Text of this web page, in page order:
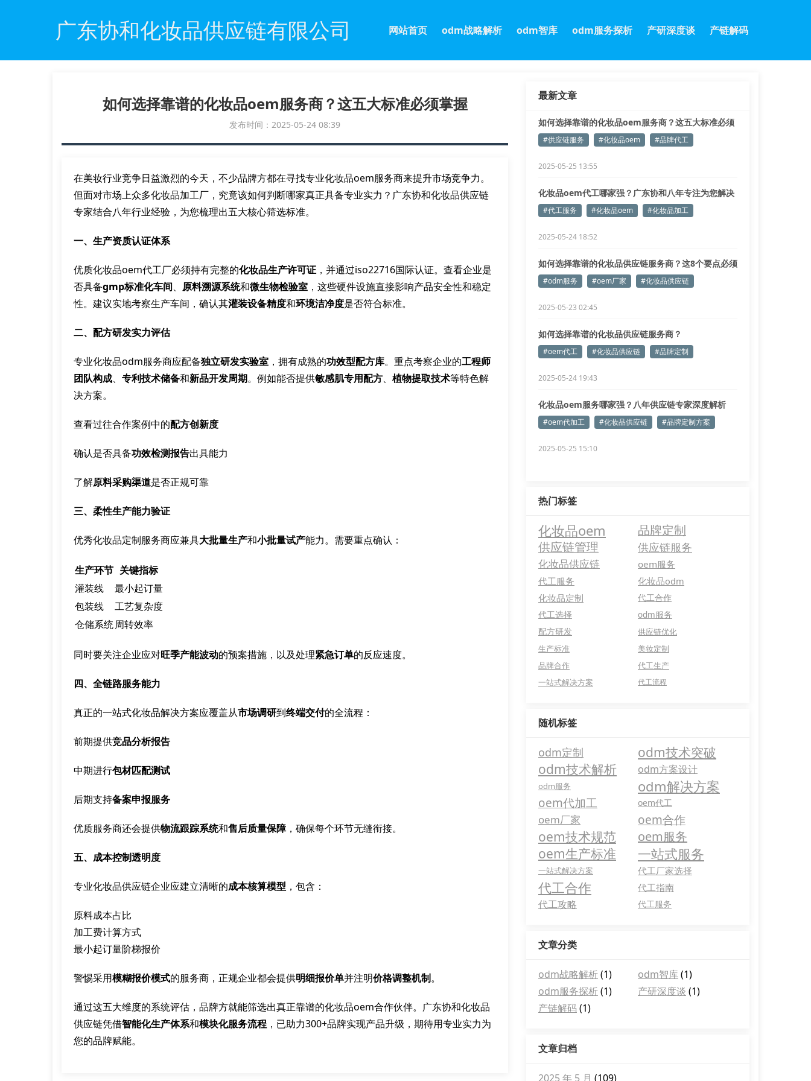
广东协和化妆品供应链有限公司 网站首页 odm战略解析 odm智库 odm服务探析 产研深度谈 产链解码
如何选择靠谱的化妆品oem服务商？这五大标准必须掌握
发布时间：2025-05-24 08:39
在美妆行业竞争日益激烈的今天，不少品牌方都在寻找专业化妆品oem服务商来提升市场竞争力。
但面对市场上众多化妆品加工厂，究竟该如何判断哪家真正具备专业实力？广东协和化妆品供应链
专家结合八年行业经验，为您梳理出五大核心筛选标准。
一、生产资质认证体系
优质化妆品oem代工厂必须持有完整的化妆品生产许可证 ，并通过iso22716国际认证。查看企业是
否具备gmp标准化车间、 原料溯源系统和微生物检验室 ，这些硬件设施直接影响产品安全性和稳定
性。建议实地考察生产车间，确认其灌装设备精度和环境洁净度是否符合标准。
二、配方研发实力评估
专业化妆品odm服务商应配备独立研发实验室 ，拥有成熟的功效型配方库。重点考察企业的工程师
团队构成、 专利技术储备和新品开发周期。例如能否提供敏感肌专用配方、 植物提取技术等特色解
决方案。
查看过往合作案例中的配方创新度
确认是否具备功效检测报告出具能力
了解原料采购渠道是否正规可靠
三、柔性生产能力验证
优秀化妆品定制服务商应兼具大批量生产和小批量试产能力。需要重点确认：
生产环节 关键指标
灌装线
最小起订量
包装线
工艺复杂度
仓储系统周转效率
同时要关注企业应对旺季产能波动的预案措施，以及处理紧急订单的反应速度。
四、全链路服务能力
真正的一站式化妆品解决方案应覆盖从市场调研到终端交付的全流程：
前期提供竞品分析报告
中期进行包材匹配测试
后期支持备案申报服务
优质服务商还会提供物流跟踪系统和售后质量保障，确保每个环节无缝衔接。
五、成本控制透明度
专业化妆品供应链企业应建立清晰的成本核算模型 ，包含：
原料成本占比
加工费计算方式
最小起订量阶梯报价
警惕采用模糊报价模式的服务商，正规企业都会提供明细报价单并注明价格调整机制。
通过这五大维度的系统评估，品牌方就能筛选出真正靠谱的化妆品oem合作伙伴。广东协和化妆品
供应链凭借智能化生产体系和模块化服务流程 ，已助力300+品牌实现产品升级，期待用专业实力为
您的品牌赋能。
最新文章
如何选择靠谱的化妆品oem服务商？这五大标准必须
掌握
#供应链服务 #化妆品oem #品牌代工
2025-05-25 13:55
化妆品oem代工哪家强？广东协和八年专注为您解决
生产难题！
#代工服务 #化妆品oem #化妆品加工
2025-05-24 18:52
如何选择靠谱的化妆品供应链服务商？这8个要点必须
掌握
#odm服务 #oem厂家 #化妆品供应链
2025-05-23 02:45
如何选择靠谱的化妆品供应链服务商？
#oem代工 #化妆品供应链 #品牌定制
2025-05-24 19:43
化妆品oem服务哪家强？八年供应链专家深度解析
#oem代加工 #化妆品供应链 #品牌定制方案
2025-05-25 15:10
热门标签
化妆品oem
品牌定制
供应链管理
供应链服务
化妆品供应链
oem服务
代工服务
化妆品odm
化妆品定制
代工合作
代工选择
odm服务
配方研发
供应链优化
生产标准
美妆定制
品牌合作
代工生产
一站式解决方案
代工流程
随机标签
odm定制
odm技术突破
odm技术解析
odm方案设计
odm服务 odm解决方案
oem代加工 oem代工
oem厂家 oem合作
oem技术规范 oem服务
oem生产标准 一站式服务
一站式解决方案 代工厂家选择
代工合作 代工指南
代工攻略 代工服务
文章分类
odm战略解析(1) odm智库 (1)
odm服务探析(1) 产研深度谈 (1)
产链解码 (1)
文章归档
2025 年 5 月 (109)